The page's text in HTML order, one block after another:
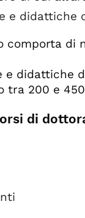
e didattiche
comporta di
didattiche
tra 200 e
di